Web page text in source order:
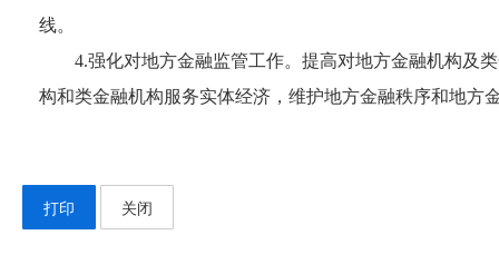
线。
4.强化对地方金融监管工作。提高对地方金融机构及
构和类金融机构服务实体经济，维护地方金融秩序和地方
打印 关闭